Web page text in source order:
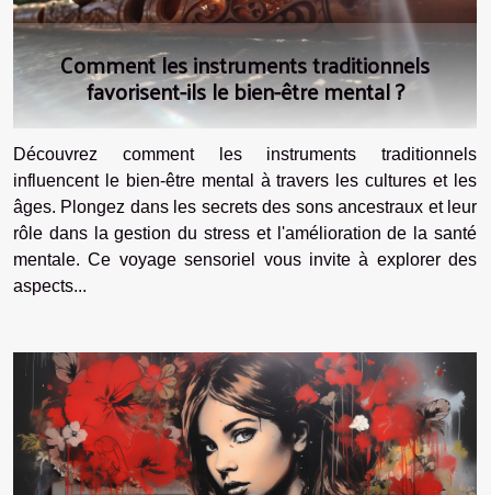
Comment les instruments traditionnels
favorisent-ils le bien-être mental ?
Découvrez comment les instruments traditionnels
influencent le bien-être mental à travers les cultures et les
âges. Plongez dans les secrets des sons ancestraux et leur
rôle dans la gestion du stress et l'amélioration de la santé
mentale. Ce voyage sensoriel vous invite à explorer des
aspects...